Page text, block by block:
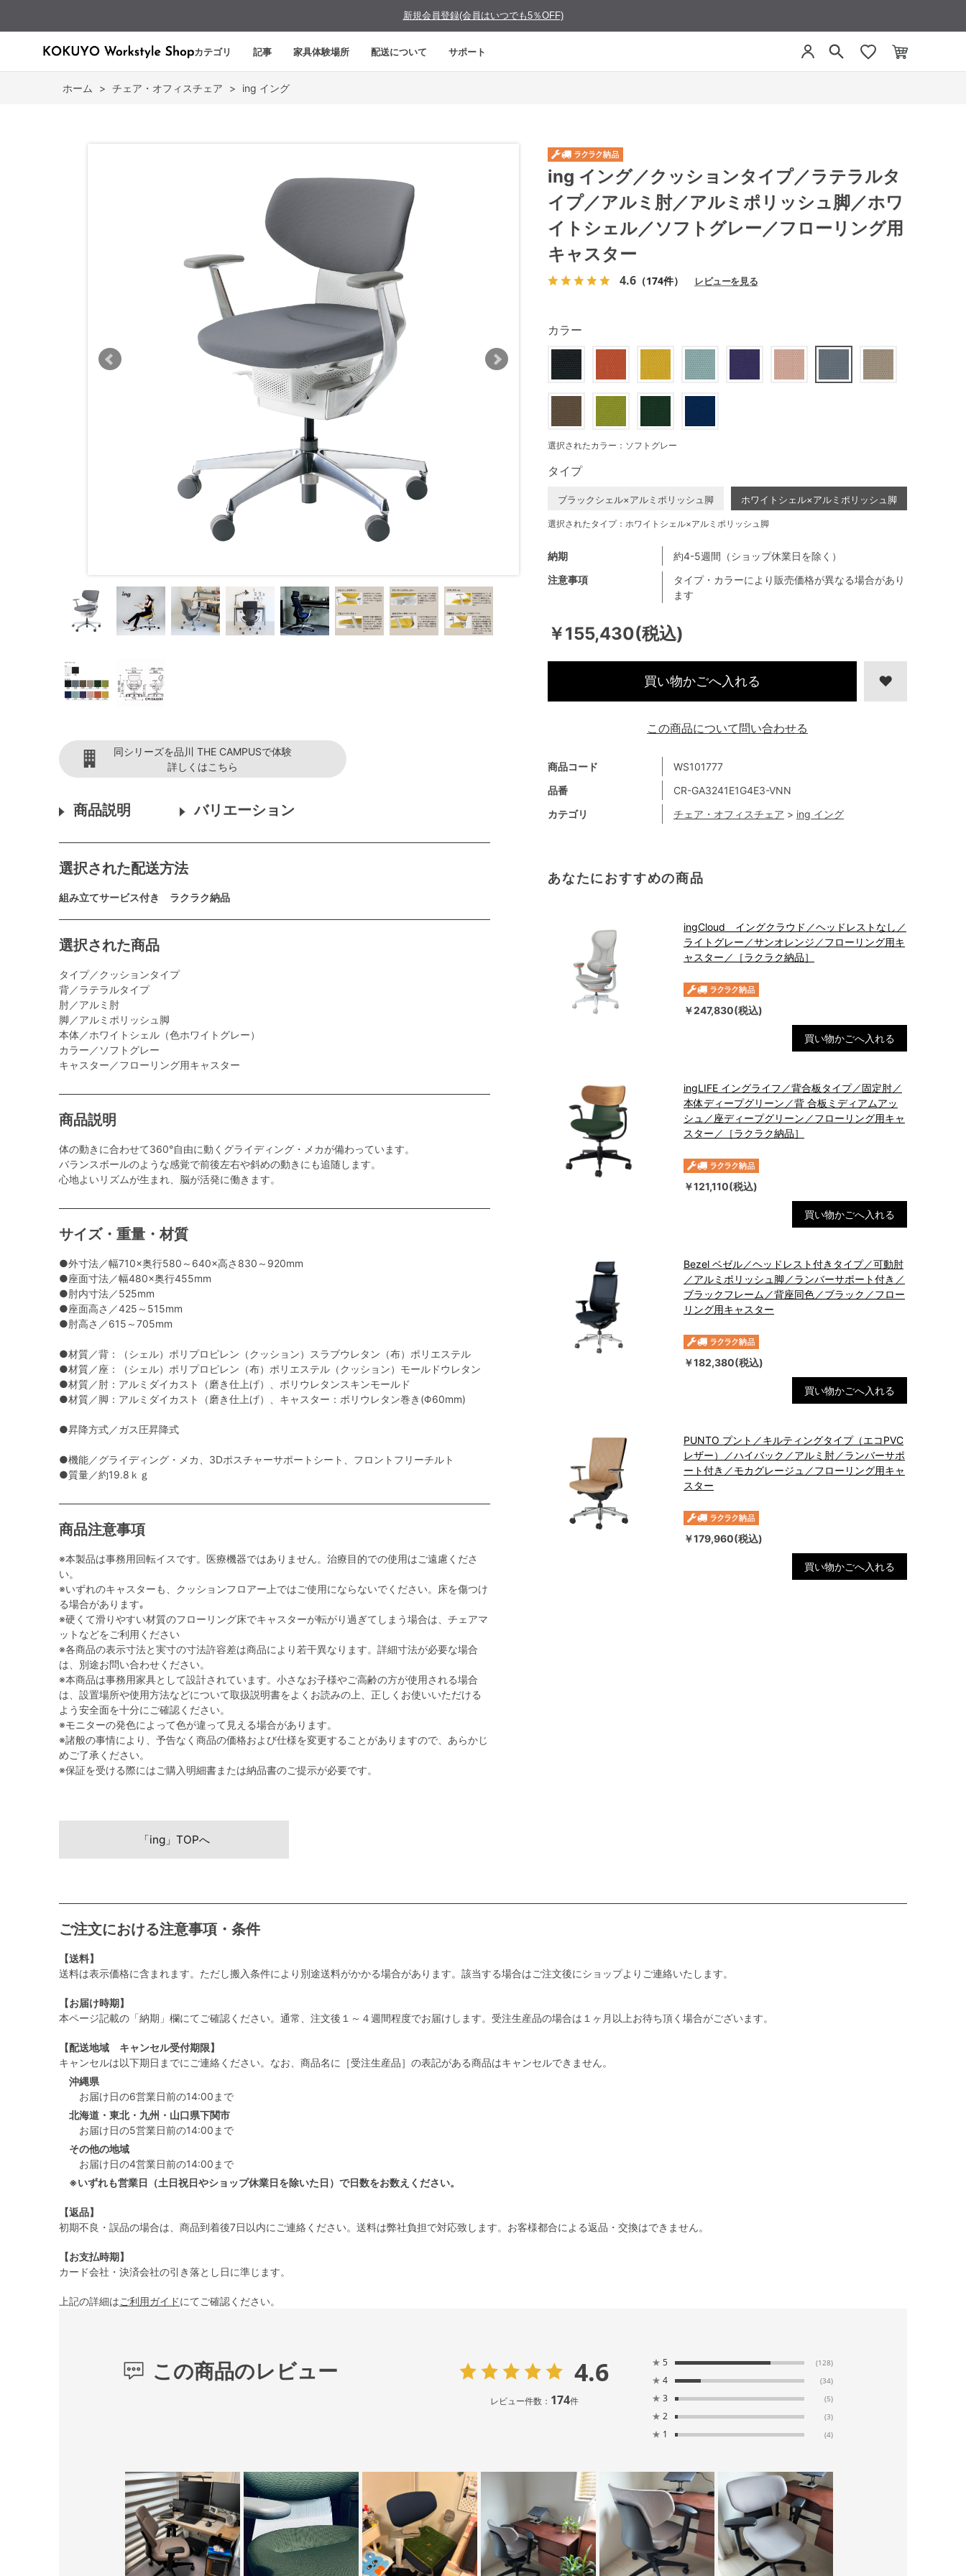
新規会員登録(会員はいつでも5％OFF)
カテゴリ 記事 家具体験場所 配送について サポート
ホーム > チェア・オフィスチェア > ing イング
同シリーズを品川 THE CAMPUSで体験
詳しくはこちら
商品説明 バリエーション
選択された配送方法
組み立てサービス付き ラクラク納品
選択された商品
タイプ／クッションタイプ
背／ラテラルタイプ
肘／アルミ肘
脚／アルミポリッシュ脚
本体／ホワイトシェル（色ホワイトグレー）
カラー／ソフトグレー
キャスター／フローリング用キャスター
商品説明
体の動きに合わせて360°自由に動くグライディング・メカが備わっています。
バランスボールのような感覚で前後左右や斜めの動きにも追随します。
心地よいリズムが生まれ、脳が活発に働きます。
サイズ・重量・材質
●外寸法／幅710×奥行580～640×高さ830～920mm
●座面寸法／幅480×奥行455mm
●肘内寸法／525mm
●座面高さ／425～515mm
●肘高さ／615～705mm
●材質／背：（シェル）ポリプロピレン（クッション）スラブウレタン（布）ポリエステル
●材質／座：（シェル）ポリプロピレン（布）ポリエステル（クッション）モールドウレタン
●材質／肘：アルミダイカスト（磨き仕上げ）、ポリウレタンスキンモールド
●材質／脚：アルミダイカスト（磨き仕上げ）、キャスター：ポリウレタン巻き(Φ60mm)
●昇降方式／ガス圧昇降式
●機能／グライディング・メカ、3Dポスチャーサポートシート、フロントフリーチルト
●質量／約19.8ｋｇ
商品注意事項
※本製品は事務用回転イスです。医療機器ではありません。治療目的での使用はご遠慮くださ
い。
※いずれのキャスターも、クッションフロアー上ではご使用にならないでください。床を傷つけ
る場合があります｡
※硬くて滑りやすい材質のフローリング床でキャスターが転がり過ぎてしまう場合は、チェアマ
ットなどをご利用ください
※各商品の表示寸法と実寸の寸法許容差は商品により若干異なります。詳細寸法が必要な場合
は、別途お問い合わせください。
※本商品は事務用家具として設計されています。小さなお子様やご高齢の方が使用される場合
は、設置場所や使用方法などについて取扱説明書をよくお読みの上、正しくお使いいただける
よう安全面を十分にご確認ください。
※モニターの発色によって色が違って見える場合があります。
※諸般の事情により、予告なく商品の価格および仕様を変更することがありますので、あらかじ
めご了承ください。
※保証を受ける際にはご購入明細書または納品書のご提示が必要です。
ing イング／クッションタイプ／ラテラルタ
イプ／アルミ肘／アルミポリッシュ脚／ホワ
イトシェル／ソフトグレー／フローリング用
キャスター
4.6 （174件） レビューを見る
￥155,430(税込)
商品コード
WS101777
品番
CR-GA3241E1G4E3-VNN
カテゴリ
チェア・オフィスチェア > ing イング
注意事項
タイプ・カラーにより販売価格が異なる場合があり
ます
納期 約4-5週間（ショップ休業日を除く）
カラー
選択されたカラー：ソフトグレー
タイプ
ブラックシェル×アルミポリッシュ脚 ホワイトシェル×アルミポリッシュ脚
選択されたタイプ：ホワイトシェル×アルミポリッシュ脚
買い物かごへ入れる
あなたにおすすめの商品
ingCloud イングクラウド／ヘッドレストなし／
ライトグレー／サンオレンジ／フローリング用キ
ャスター／［ラクラク納品］
￥247,830(税込)
買い物かごへ入れる
ingLIFE イングライフ／背合板タイプ／固定肘／
本体ディープグリーン／背 合板ミディアムアッ
シュ／座ディープグリーン／フローリング用キャ
スター／［ラクラク納品］
￥121,110(税込)
買い物かごへ入れる
Bezel ベゼル／ヘッドレスト付きタイプ／可動肘
／アルミポリッシュ脚／ランバーサポート付き／
ブラックフレーム／背座同色／ブラック／フロー
リング用キャスター
￥182,380(税込)
買い物かごへ入れる
PUNTO プント／キルティングタイプ（エコPVC
レザー）／ハイバック／アルミ肘／ランバーサポ
ート付き／モカグレージュ／フローリング用キャ
スター
￥179,960(税込)
買い物かごへ入れる
この商品について問い合わせる
「ing」TOPへ
ご注文における注意事項・条件
【送料】
送料は表示価格に含まれます。ただし搬入条件により別途送料がかかる場合があります。該当する場合はご注文後にショップよりご連絡いたします。
【お届け時期】
本ページ記載の「納期」欄にてご確認ください。通常、注文後１～４週間程度でお届けします。受注生産品の場合は１ヶ月以上お待ち頂く場合がございます。
【配送地域 キャンセル受付期限】
キャンセルは以下期日までにご連絡ください。なお、商品名に［受注生産品］の表記がある商品はキャンセルできません。
沖縄県
お届け日の6営業日前の14:00まで
北海道・東北・九州・山口県下関市
お届け日の5営業日前の14:00まで
その他の地域
お届け日の4営業日前の14:00まで
※いずれも営業日（土日祝日やショップ休業日を除いた日）で日数をお数えください。
【返品】
初期不良・誤品の場合は、商品到着後7日以内にご連絡ください。送料は弊社負担で対応致します。お客様都合による返品・交換はできません。
【お支払時期】
カード会社・決済会社の引き落とし日に準じます。
上記の詳細はご利用ガイドにてご確認ください。
この商品のレビュー 4.6
レビュー件数： 174件
★ 5 (128)
★ 4 (34)
★ 3 (5)
★ 2 (3)
★ 1 (4)